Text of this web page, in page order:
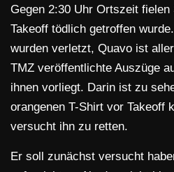
Gegen 2:30 Uhr Ortszeit
Takeoff tödlich getroffen
wurden verletzt, Quavo ist
TMZ veröffentlichte Auszüge
ihnen vorliegt. Darin ist zu
orangenen T-Shirt vor Takeoff
versucht ihn zu retten.
Er soll zunächst versucht